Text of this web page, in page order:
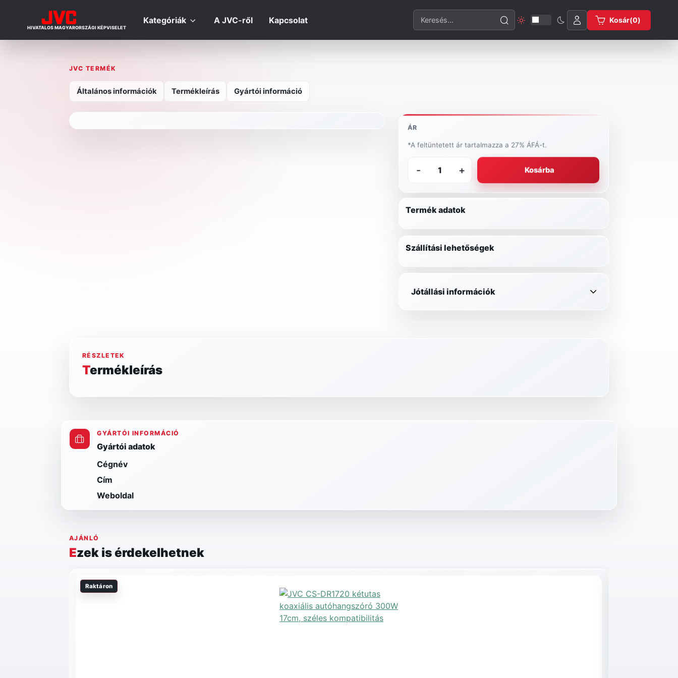
HIVATALOS MAGYARORSZÁGI KÉPVISELET
Termék keresése
Kosár(0)
Kategóriák A JVC-ről Kapcsolat
JVC TERMÉK
Általános információk Termékleírás Gyártói információ
ÁR
*A feltüntetett ár tartalmazza a 27% ÁFÁ-t.
- + Kosárba
Termék adatok
Szállítási lehetőségek
Jótállási információk
RÉSZLETEK
Termékleírás
GYÁRTÓI INFORMÁCIÓ
Gyártói adatok
Cégnév
Cím
Weboldal
AJÁNLÓ
Ezek is érdekelhetnek
Raktáron